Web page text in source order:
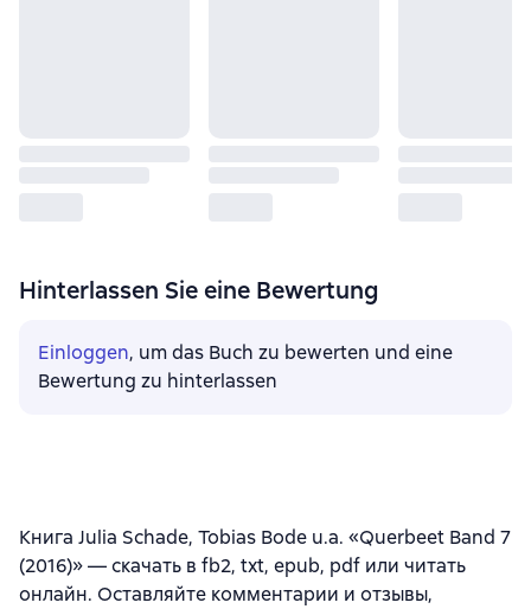
Hinterlassen Sie eine Bewertung
Einloggen, um das Buch zu bewerten und eine
Bewertung zu hinterlassen
Книга Julia Schade, Tobias Bode u.a. «Querbeet Band 7
(2016)» — скачать в fb2, txt, epub, pdf или читать
онлайн. Оставляйте комментарии и отзывы,